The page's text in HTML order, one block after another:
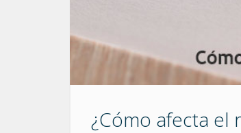
¿Cómo afecta el